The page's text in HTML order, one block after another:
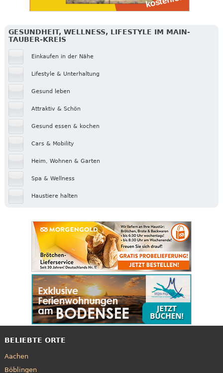
GESUNDHEIT, WELLNESS, LIFESTYLE IM MAIN-
TAUBER-KREIS
Einkaufen in der Nähe
Lifestyle & Unterhaltung
Gesund leben
Attraktiv & Schön
Gesund essen & kochen
Cars & Mobility
Heim, Wohnen & Garten
Spa & Wellness
Haustiere halten
BELIEBTE ORTE
Aachen
Böblingen